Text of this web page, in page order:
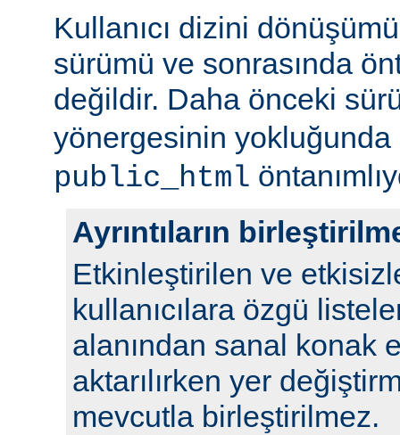
Kullanıcı dizini
sürümü ve sonrasında
değildir. Daha önceki
yönergesinin yokluğunda
public_html
Ayrıntıların
Etkinleştirilen ve
kullanıcılara özgü
alanından sanal konak
aktarılırken yer
mevcutla birleştirilmez.